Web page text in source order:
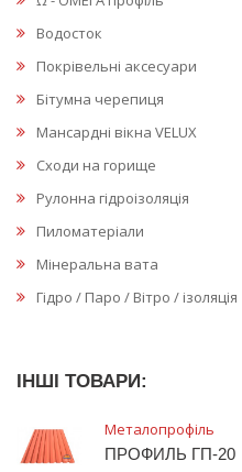
Водосток
Покрівельні аксесуари
Бітумна черепиця
Мансардні вікна VELUX
Сходи на горище
Рулонна гідроізоляція
Пиломатеріали
Мінеральна вата
Гідро / Паро / Вітро / ізоляція
ІНШІ ТОВАРИ:
Металопрофіль
ПРОФИЛЬ ГП-20